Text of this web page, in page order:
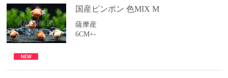
国産ピンポン 色MIX M
薩摩産
6CM+-